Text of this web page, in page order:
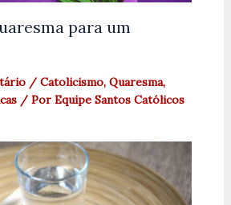
para um
/ Catolicismo, Quaresma,
/ Por Equipe Santos Católicos